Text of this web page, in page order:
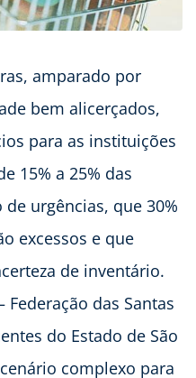
amparado por
bem alicerçados,
para as instituições
15% a 25% das
urgências, que 30%
excessos e que
de inventário.
Federação das Santas
do Estado de São
complexo para